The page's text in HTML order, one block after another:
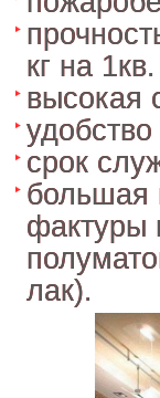
кг на
высокая
срок
большая
фактуры
лак).